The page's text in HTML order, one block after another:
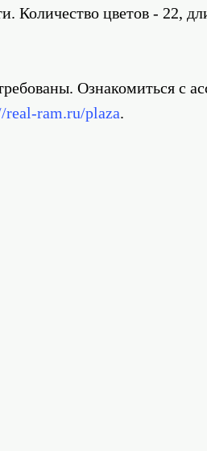
Количество цветов - 22,
Ознакомиться с
real-ram.ru/plaza.